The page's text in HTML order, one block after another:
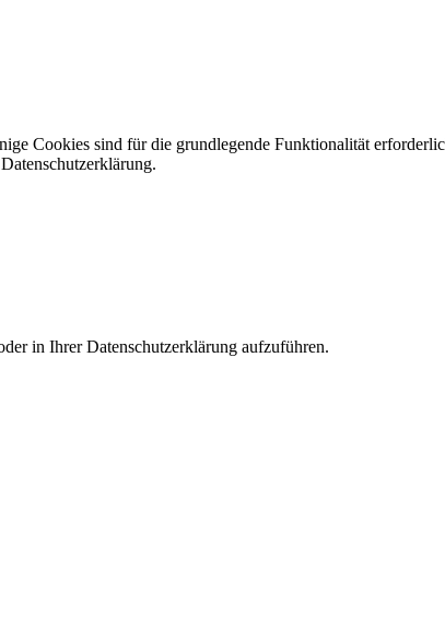
Cookies sind für die grundlegende Funktionalität
in Ihrer Datenschutzerklärung aufzuführen.